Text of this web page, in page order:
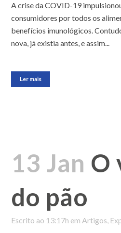
A crise da COVID-19
consumidores por todos os
benefícios imunológicos.
nova, já existia antes, e assim...
Ler mais
13 Jan O
do pão
Escrito ao 13:17h em Artigos,